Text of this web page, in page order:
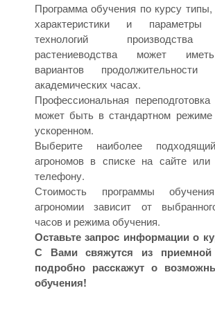
Программа обучения по курсу
характеристики и параметры
технологий производства
растениеводства может
вариантов
академических часах.
Профессиональная
может быть в стандартном
ускоренном.
Выберите наиболее
агрономов в списке на сайте или
телефону.
Стоимость программы
агрономии зависит от
часов и режима обучения.
Оставьте запрос информации о
С Вами свяжутся из
подробно расскажут о
обучения!